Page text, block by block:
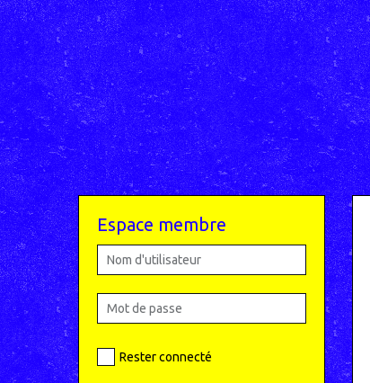
Espace membre
Rester connecté